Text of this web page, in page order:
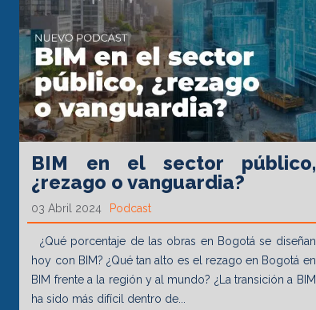
BIM en el sector público,
¿rezago o vanguardia?
03 Abril 2024 Podcast
¿Qué porcentaje de las obras en Bogotá se diseñan
hoy con BIM? ¿Qué tan alto es el rezago en Bogotá en
BIM frente a la región y al mundo? ¿La transición a BIM
ha sido más difícil dentro de...